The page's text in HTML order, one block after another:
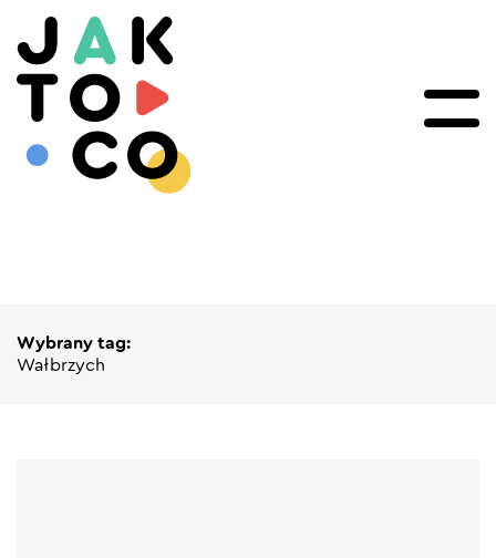
Wybrany tag:
Wałbrzych